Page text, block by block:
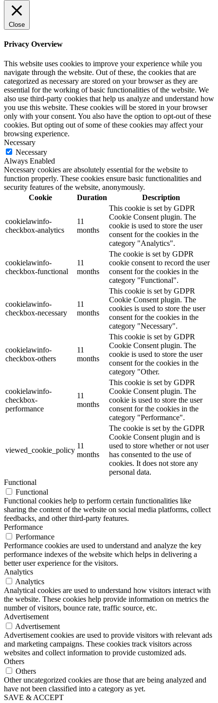
Close
Privacy Overview
This website uses cookies to improve your experience while you
navigate through the website. Out of these, the cookies that are
categorized as necessary are stored on your browser as they are
essential for the working of basic functionalities of the website. We
also use third-party cookies that help us analyze and understand how
you use this website. These cookies will be stored in your browser
only with your consent. You also have the option to opt-out of these
cookies. But opting out of some of these cookies may affect your
browsing experience.
Necessary
Necessary
Always Enabled
Necessary cookies are absolutely essential for the website to
function properly. These cookies ensure basic functionalities and
security features of the website, anonymously.
Cookie
Duration Description
cookielawinfo-
checkbox-analytics
11
months
This cookie is set by GDPR
Cookie Consent plugin. The
cookie is used to store the user
consent for the cookies in the
category "Analytics".
cookielawinfo-
checkbox-functional
11
months
The cookie is set by GDPR
cookie consent to record the user
consent for the cookies in the
category "Functional".
cookielawinfo-
checkbox-necessary
11
months
This cookie is set by GDPR
Cookie Consent plugin. The
cookies is used to store the user
consent for the cookies in the
category "Necessary".
cookielawinfo-
checkbox-others
11
months
This cookie is set by GDPR
Cookie Consent plugin. The
cookie is used to store the user
consent for the cookies in the
category "Other.
cookielawinfo-
checkbox-
performance
11
months
This cookie is set by GDPR
Cookie Consent plugin. The
cookie is used to store the user
consent for the cookies in the
category "Performance".
viewed_cookie_policy
11
months
The cookie is set by the GDPR
Cookie Consent plugin and is
used to store whether or not user
has consented to the use of
cookies. It does not store any
personal data.
Functional
Functional
Functional cookies help to perform certain functionalities like
sharing the content of the website on social media platforms, collect
feedbacks, and other third-party features.
Performance
Performance
Performance cookies are used to understand and analyze the key
performance indexes of the website which helps in delivering a
better user experience for the visitors.
Analytics
Analytics
Analytical cookies are used to understand how visitors interact with
the website. These cookies help provide information on metrics the
number of visitors, bounce rate, traffic source, etc.
Advertisement
Advertisement
Advertisement cookies are used to provide visitors with relevant ads
and marketing campaigns. These cookies track visitors across
websites and collect information to provide customized ads.
Others
Others
Other uncategorized cookies are those that are being analyzed and
have not been classified into a category as yet.
SAVE & ACCEPT